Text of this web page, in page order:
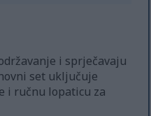
i sprječavaju
set uključuje
i ručnu lopaticu za